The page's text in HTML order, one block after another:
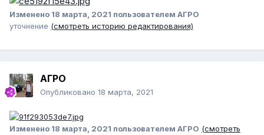
Изменено 18 марта, 2021 пользователем АГРО
уточнение (смотреть историю редактирования)
АГРО
Опубликовано 18 марта, 2021
Изменено 18 марта, 2021 пользователем АГРО (смотреть